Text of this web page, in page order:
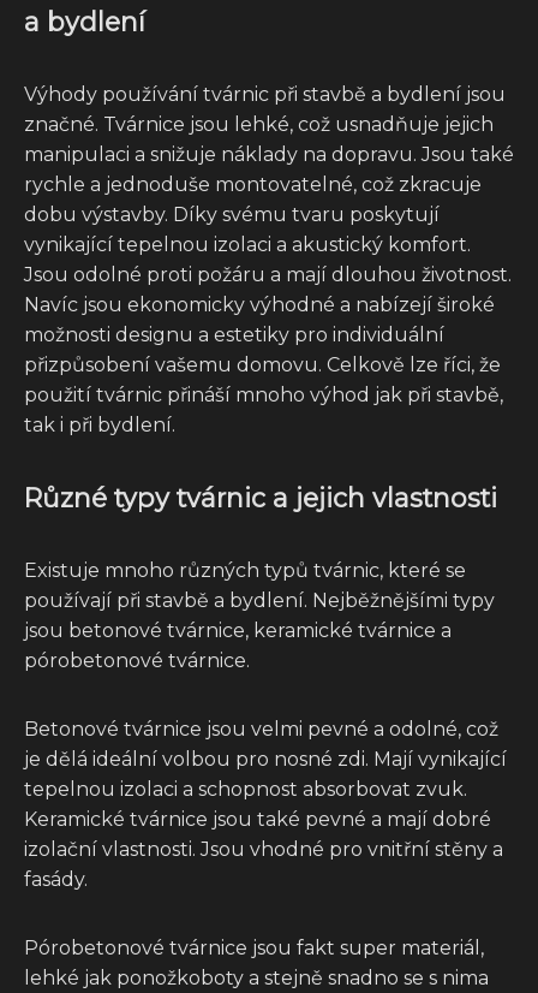
a bydlení
Výhody používání tvárnic při stavbě a bydlení jsou
značné. Tvárnice jsou lehké, což usnadňuje jejich
manipulaci a snižuje náklady na dopravu. Jsou také
rychle a jednoduše montovatelné, což zkracuje
dobu výstavby. Díky svému tvaru poskytují
vynikající tepelnou izolaci a akustický komfort.
Jsou odolné proti požáru a mají dlouhou životnost.
Navíc jsou ekonomicky výhodné a nabízejí široké
možnosti designu a estetiky pro individuální
přizpůsobení vašemu domovu. Celkově lze říci, že
použití tvárnic přináší mnoho výhod jak při stavbě,
tak i při bydlení.
Různé typy tvárnic a jejich vlastnosti
Existuje mnoho různých typů tvárnic, které se
používají při stavbě a bydlení. Nejběžnějšími typy
jsou betonové tvárnice, keramické tvárnice a
pórobetonové tvárnice.
Betonové tvárnice jsou velmi pevné a odolné, což
je dělá ideální volbou pro nosné zdi. Mají vynikající
tepelnou izolaci a schopnost absorbovat zvuk.
Keramické tvárnice jsou také pevné a mají dobré
izolační vlastnosti. Jsou vhodné pro vnitřní stěny a
fasády.
Pórobetonové tvárnice jsou fakt super materiál,
lehké jak ponožkoboty a stejně snadno se s nima